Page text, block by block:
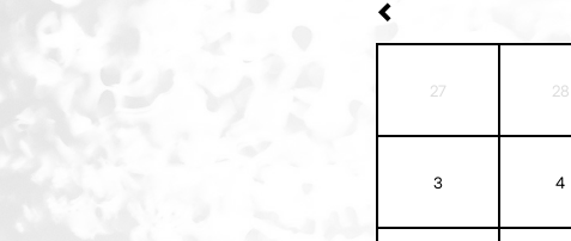
27 28
3 4